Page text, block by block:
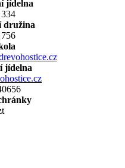
jídelna
družina
jídelna